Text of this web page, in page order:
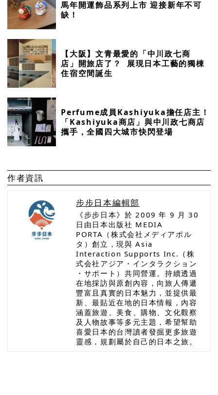
馬年開運飾品系列上市 迎接新年不可
缺！
【大阪】文青最愛的「中川政七商
店」開旅店了？ 展現日本工藝的獨棟
住宿空間誕生
Perfume成員Kashiyuka擔任店主！
「Kashiyuka商店」與中川政七商店
攜手，全國四大城市快閃登場
作者資訊
步步日本編輯部
《步步日本》於 2009 年 9 月 30
日由日本出版社 MEDIA
PORTA（株式会社メディアポル
タ）創立，現與 Asia
Interaction Supports Inc.（株
式会社アジア・インタラクション
・サポート）共同營運。持續透過
在地採訪與原創內容，向旅人傳遞
豐富且真實的日本魅力，並提供最
新、最貼近在地的日本情報，內容
涵蓋旅遊、美食、購物、文化觀察
及人物故事等多元主題，希望幫助
喜愛日本的台灣讀者發掘更多旅遊
靈感，規劃屬於自己的日本之旅。